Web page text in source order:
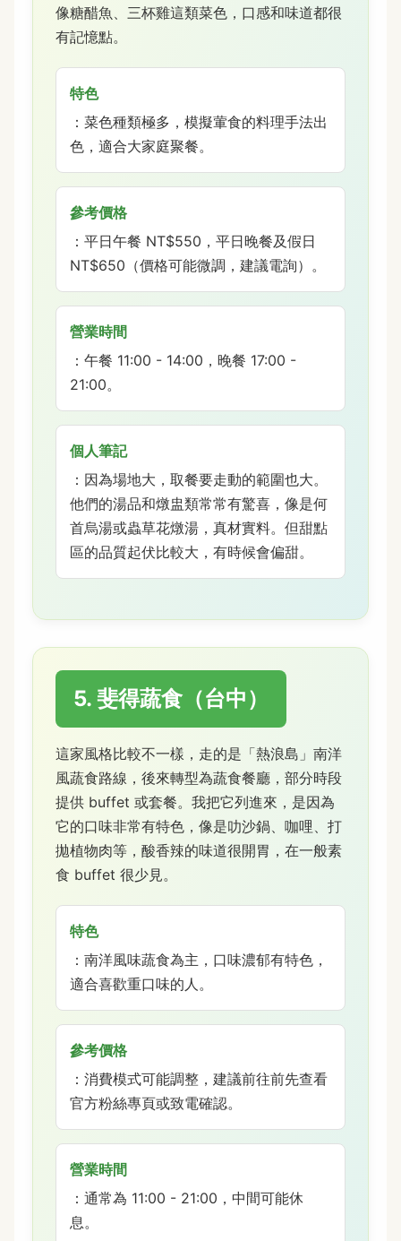
像糖醋魚、三杯雞這類菜色，口感和味道都很
有記憶點。
特色
：菜色種類極多，模擬葷食的料理手法出
色，適合大家庭聚餐。
參考價格
：平日午餐 NT$550，平日晚餐及假日
NT$650（價格可能微調，建議電詢）。
營業時間
：午餐 11:00 - 14:00，晚餐 17:00 -
21:00。
個人筆記
：因為場地大，取餐要走動的範圍也大。
他們的湯品和燉盅類常常有驚喜，像是何
首烏湯或蟲草花燉湯，真材實料。但甜點
區的品質起伏比較大，有時候會偏甜。
5. 斐得蔬食（台中）
這家風格比較不一樣，走的是「熱浪島」南洋
風蔬食路線，後來轉型為蔬食餐廳，部分時段
提供 buffet 或套餐。我把它列進來，是因為
它的口味非常有特色，像是叻沙鍋、咖哩、打
拋植物肉等，酸香辣的味道很開胃，在一般素
食 buffet 很少見。
特色
：南洋風味蔬食為主，口味濃郁有特色，
適合喜歡重口味的人。
參考價格
：消費模式可能調整，建議前往前先查看
官方粉絲專頁或致電確認。
營業時間
：通常為 11:00 - 21:00，中間可能休
息。